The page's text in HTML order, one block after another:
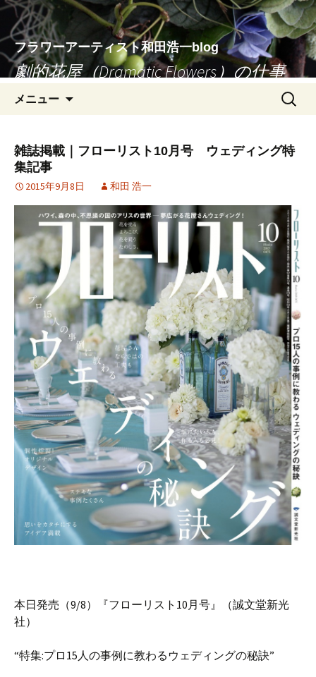
フラワーアーティスト和田浩一blog
劇的花屋（Dramatic Flowers）の仕事
メニュー
ン
ツ
移
動
検
雑誌掲載｜フローリスト10月号 ウェディング特
集記事
2015年9月8日 和田 浩一
本日発売（9/8）『フローリスト10月号』（誠文堂新光
社）
“特集:プロ15人の事例に教わるウェディングの秘訣”